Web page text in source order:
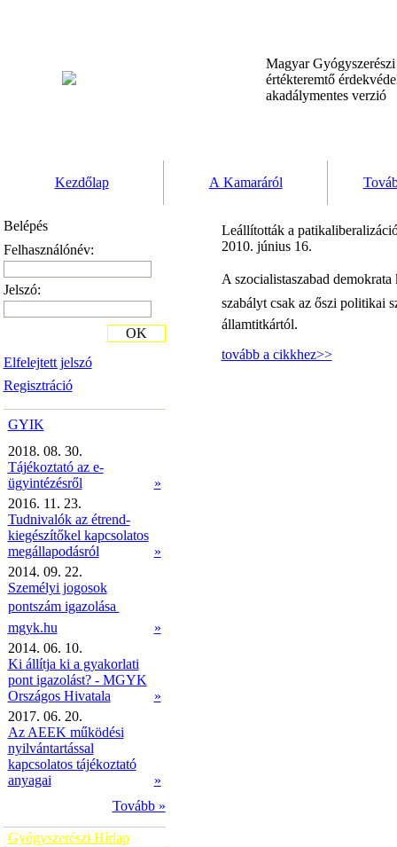
Magyar
értékteremtő
akadálymentes verzió
Kezdőlap A Kamaráról
Belépés
Felhasználónév:
Jelszó:
Elfelejtett jelszó
Regisztráció
OK
GYIK
2018. 08. 30.
Tájékoztató az e-
ügyintézésről
»
2016. 11. 23.
Tudnivalók az étrend-
kiegészítőkel kapcsolatos
megállapodásról
»
2014. 09. 22.
Személyi jogosok
pontszám igazolása 
mgyk.hu
»
2014. 06. 10.
Ki állítja ki a gyakorlati
pont igazolást? - MGYK
Országos Hivatala
»
2017. 06. 20.
Az AEEK működési
nyilvántartással
kapcsolatos tájékoztató
anyagai
»
Tovább »
Gyógyszerészi Hírlap
Leállították a
2010. június 16.
A szocialistaszabad
szabályt csak az őszi politikai
államtitkártól.
tovább a cikkhez>>